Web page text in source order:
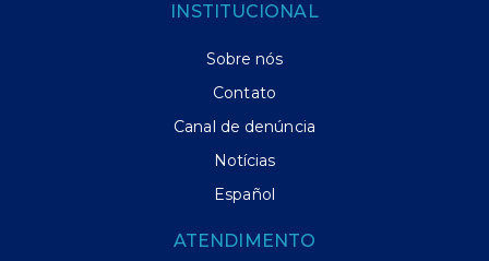
INSTITUCIONAL
Sobre nós
Contato
Canal de denúncia
Notícias
Español
ATENDIMENTO